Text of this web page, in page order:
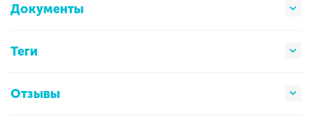
Документы
Теги
Отзывы